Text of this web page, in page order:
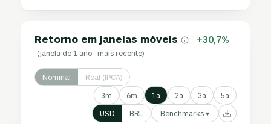
Retorno em janelas móveis +30,7%
(janela de 1 ano · mais recente)
Nominal Real (IPCA)
3m 6m 1a 2a 3a 5a
USD BRL Benchmarks ▾